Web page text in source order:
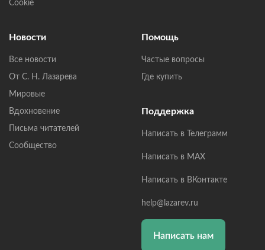
Cookie
Новости
Все новости
От С. Н. Лазарева
Мировые
Вдохновение
Письма читателей
Сообщество
Помощь
Частые вопросы
Где купить
Поддержка
Написать в Телеграмм
Написать в MAX
Написать в ВКонтакте
help@lazarev.ru
Написать нам